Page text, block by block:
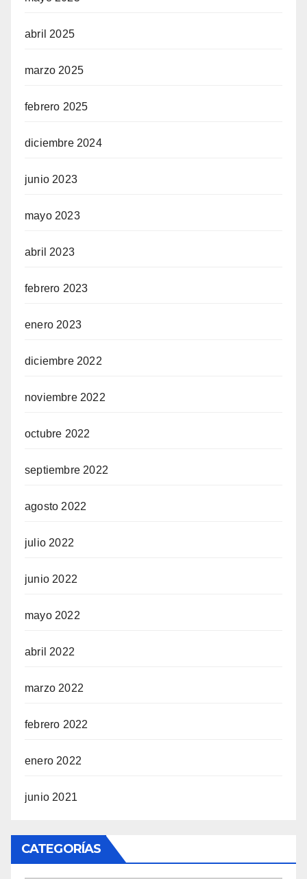
abril 2025
marzo 2025
febrero 2025
diciembre 2024
junio 2023
mayo 2023
abril 2023
febrero 2023
enero 2023
diciembre 2022
noviembre 2022
octubre 2022
septiembre 2022
agosto 2022
julio 2022
junio 2022
mayo 2022
abril 2022
marzo 2022
febrero 2022
enero 2022
junio 2021
CATEGORÍAS